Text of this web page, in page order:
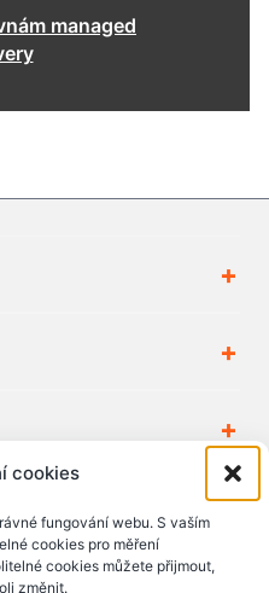
cookies
fungování webu. S vaším
cookies pro měření
cookies můžete přijmout,
změnit.
managed